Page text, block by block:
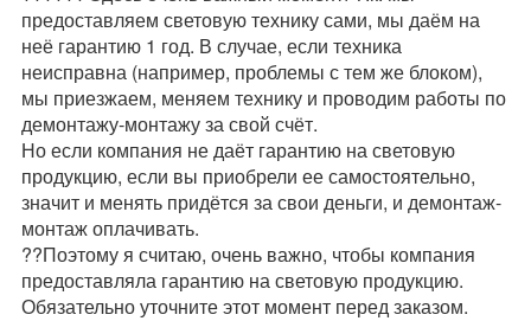
предоставляем световую технику сами, мы даём на
неё гарантию 1 год. В случае, если техника
неисправна (например, проблемы с тем же блоком),
мы приезжаем, меняем технику и проводим работы по
демонтажу-монтажу за свой счёт.
Но если компания не даёт гарантию на световую
продукцию, если вы приобрели ее самостоятельно,
значит и менять придётся за свои деньги, и демонтаж-
монтаж оплачивать.
??Поэтому я считаю, очень важно, чтобы компания
предоставляла гарантию на световую продукцию.
Обязательно уточните этот момент перед заказом.